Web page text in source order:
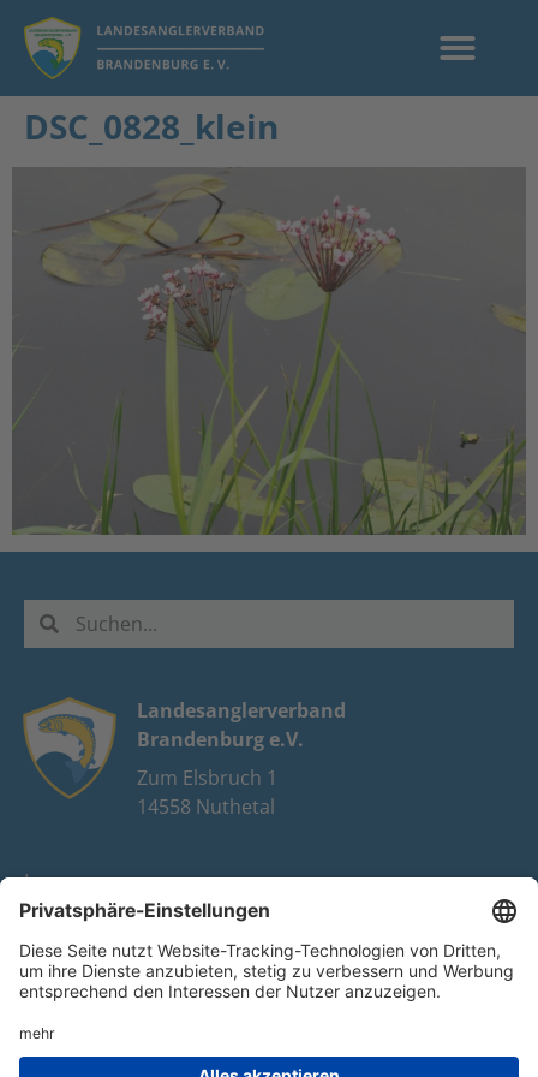
DSC_0828_klein
Landesanglerverband
Brandenburg e.V.
Zum Elsbruch 1
14558 Nuthetal
Impressum
Datenschutz
FAQ